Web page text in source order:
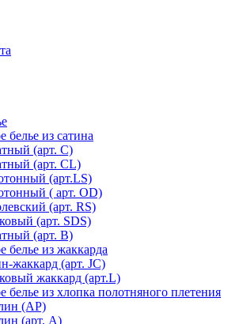
белье из сатина
(арт. С)
(арт. СL)
(арт.LS)
( арт. OD)
(арт. RS)
(арт. SDS)
(арт. В)
белье из жаккарда
жаккард (арт. JC)
жаккард (арт.L)
белье из хлопка полотняного плетения
(AP)
(арт. А)